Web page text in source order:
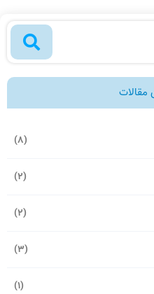
مقالات
(8)
(2)
(2)
(3)
(1)